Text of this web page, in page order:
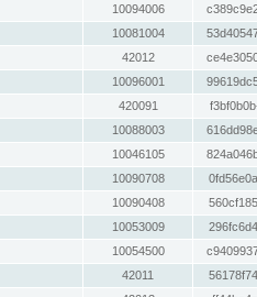
10094006
10081004
42012
10096001
420091
10088003
10046105
10090708
10090408
10053009
10054500
42011